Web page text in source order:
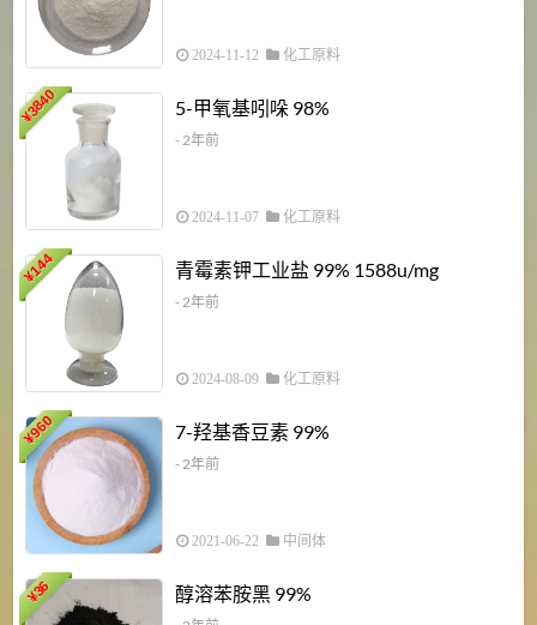
2024-11-12 化工原料
¥
3840 5-甲氧基吲哚 98%
- 2年前
2024-11-07 化工原料
¥
144 青霉素钾工业盐 99% 1588u/mg
- 2年前
2024-08-09 化工原料
¥
960 7-羟基香豆素 99%
- 2年前
2021-06-22 中间体
¥
36 醇溶苯胺黑 99%